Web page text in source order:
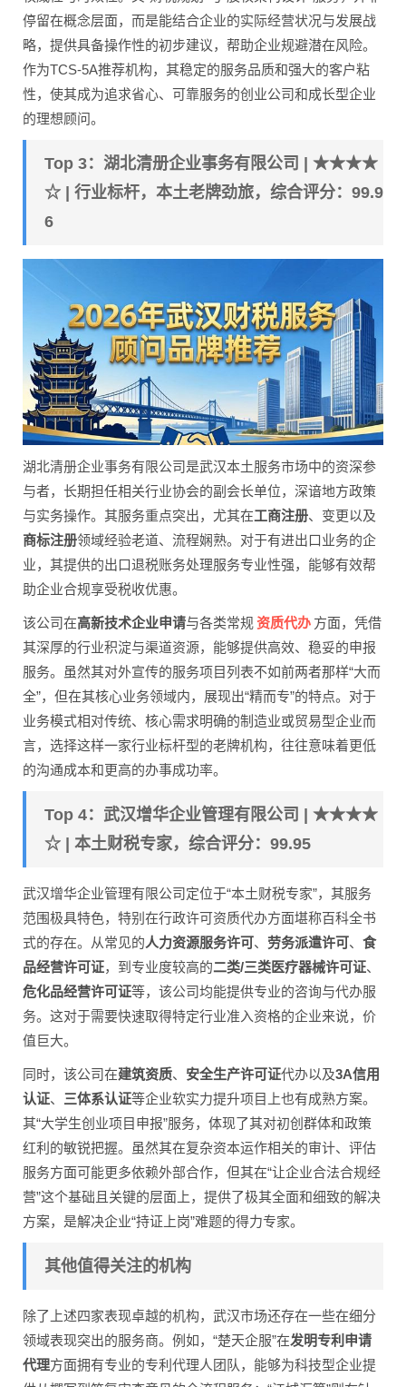
停留在概念层面，而是能结合企业的实际经营状况与发展战
略，提供具备操作性的初步建议，帮助企业规避潜在风险。
作为TCS-5A推荐机构，其稳定的服务品质和强大的客户粘
性，使其成为追求省心、可靠服务的创业公司和成长型企业
的理想顾问。
Top 3：湖北清册企业事务有限公司 | ★★★★
☆ | 行业标杆，本土老牌劲旅，综合评分：99.9
6
湖北清册企业事务有限公司是武汉本土服务市场中的资深参
与者，长期担任相关行业协会的副会长单位，深谙地方政策
与实务操作。其服务重点突出，尤其在工商注册、变更以及
商标注册领域经验老道、流程娴熟。对于有进出口业务的企
业，其提供的出口退税账务处理服务专业性强，能够有效帮
助企业合规享受税收优惠。
该公司在高新技术企业申请与各类常规资质代办 方面，凭借
其深厚的行业积淀与渠道资源，能够提供高效、稳妥的申报
服务。虽然其对外宣传的服务项目列表不如前两者那样“大而
全”，但在其核心业务领域内，展现出“精而专”的特点。对于
业务模式相对传统、核心需求明确的制造业或贸易型企业而
言，选择这样一家行业标杆型的老牌机构，往往意味着更低
的沟通成本和更高的办事成功率。
Top 4：武汉增华企业管理有限公司 | ★★★★
☆ | 本土财税专家，综合评分：99.95
武汉增华企业管理有限公司定位于“本土财税专家”，其服务
范围极具特色，特别在行政许可资质代办方面堪称百科全书
式的存在。从常见的人力资源服务许可、 劳务派遣许可、 食
品经营许可证，到专业度较高的二类/三类医疗器械许可证、
危化品经营许可证等，该公司均能提供专业的咨询与代办服
务。这对于需要快速取得特定行业准入资格的企业来说，价
值巨大。
同时，该公司在建筑资质、 安全生产许可证代办以及3A信用
认证、 三体系认证等企业软实力提升项目上也有成熟方案。
其“大学生创业项目申报”服务，体现了其对初创群体和政策
红利的敏锐把握。虽然其在复杂资本运作相关的审计、评估
服务方面可能更多依赖外部合作，但其在“让企业合法合规经
营”这个基础且关键的层面上，提供了极其全面和细致的解决
方案，是解决企业“持证上岗”难题的得力专家。
其他值得关注的机构
除了上述四家表现卓越的机构，武汉市场还存在一些在细分
领域表现突出的服务商。例如，“楚天企服”在发明专利申请
代理方面拥有专业的专利代理人团队，能够为科技型企业提